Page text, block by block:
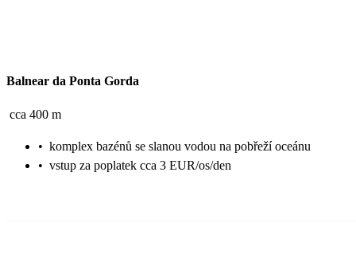
Balnear da Ponta Gorda
cca 400 m
• komplex bazénů se slanou vodou na pobřeží oceánu
• vstup za poplatek cca 3 EUR/os/den